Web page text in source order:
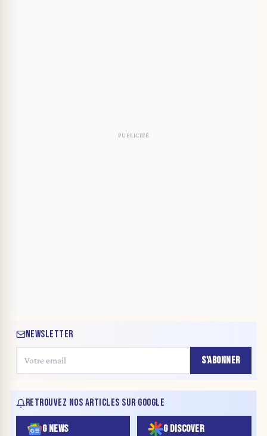
NEWSLETTER
S'ABONNER
RETROUVEZ NOS ARTICLES SUR GOOGLE
G NEWS G DISCOVER